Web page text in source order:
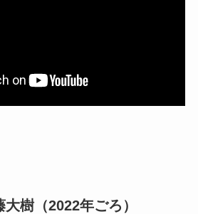
樹（2022年ごろ）